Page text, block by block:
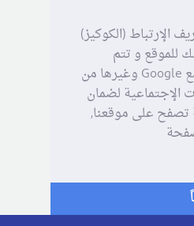
الإرتباط (الكوكيز)
للموقع و تتم
مشاركة بعض المعلومات مع Google وغيرها من
الإجتماعية لضمان
على موقعنا,